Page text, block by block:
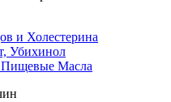
и Холестерина
Убихинол
Масла